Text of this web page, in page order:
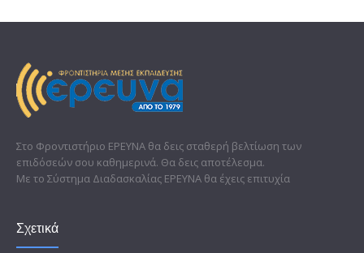
Στο Φροντιστήριο ΕΡΕΥΝΑ θα δεις σταθερή βελτίωση των
επιδόσεών σου καθημερινά. Θα δεις αποτέλεσμα.
Με το Σύστημα Διαδασκαλίας ΕΡΕΥΝΑ θα έχεις επιτυχία
Σχετικά